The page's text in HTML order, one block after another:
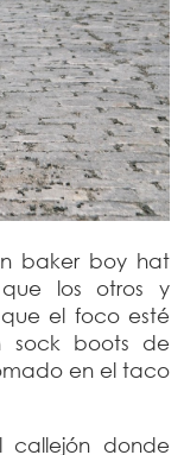
baker boy hat
los otros y
el foco esté
sock boots de
en el taco
callejón donde